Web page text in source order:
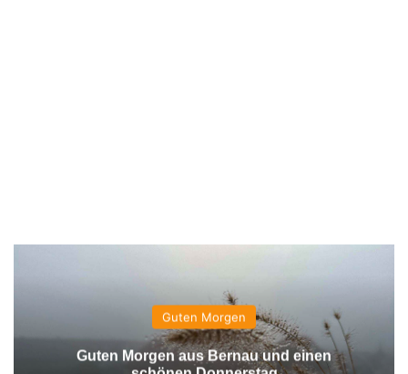
Guten Morgen
Guten Morgen aus Bernau und einen